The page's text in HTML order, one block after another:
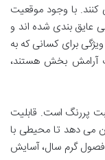
کنند. با وجود موقعیت
بندی شده اند و
برای کسانی که به
آرامش بخش هستند،
پررنگ است. قابلیت
می دهد تا محیطی با
فصول گرم سال، آسایش